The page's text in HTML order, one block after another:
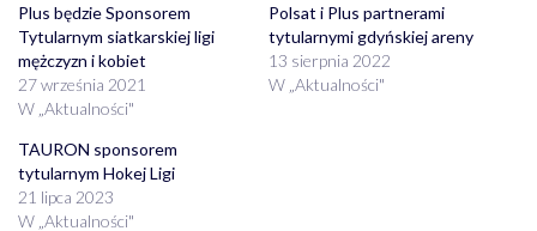
Plus będzie Sponsorem
Tytularnym siatkarskiej ligi
mężczyzn i kobiet
27 września 2021
W „Aktualności"
Polsat i Plus partnerami
tytularnymi gdyńskiej areny
13 sierpnia 2022
W „Aktualności"
TAURON sponsorem
tytularnym Hokej Ligi
21 lipca 2023
W „Aktualności"